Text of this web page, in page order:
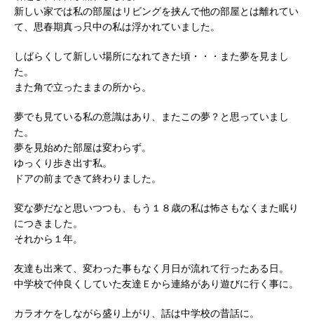
新しい家では私の部屋はリビングを挟んで他の部屋とは離れてい
て、思春期真っ只中の私は浮かれていました。
しばらくして新しい場所になれてきた頃・・・また夢を見まし
た。
また角で立ったままの所から。
夢でも見ている私の意識はあり、またこの夢？と思っていまし
た。
夢を見始めた部屋は変わらず。
ゆっくり歩き出す私。
ドアの前まできて終わりました。
変な夢だなと思いつつも、もう１８歳の私は怖さもなくまた眠り
につきました。
それから１年。
友達も出来て、変わった事もなく月日が流れて行ったある日。
中学校で仲良くしていた友達Ｅから連絡があり遊びに行く事に。
カラオケをしながら盛り上がり、話は中学校の昔話に。